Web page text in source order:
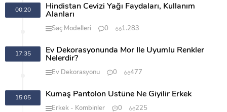
00:20
Hindistan Cevizi Yağı Faydaları, Kullanım
Alanları
Saç Modelleri 0 1.283
17:35
Ev Dekorasyonunda Mor İle Uyumlu Renkler
Nelerdir?
Ev Dekorasyonu 0 477
15:05 Kumaş Pantolon Üstüne Ne Giyilir Erkek
Erkek Kombinler 0 225